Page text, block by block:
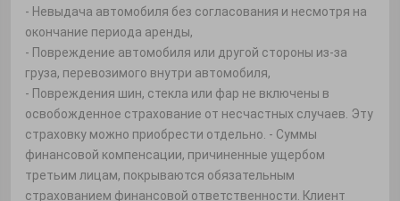
- Невыдача автомобиля без согласования и несмотря на
окончание периода аренды,
- Повреждение автомобиля или другой стороны из-за
груза, перевозимого внутри автомобиля,
- Повреждения шин, стекла или фар не включены в
освобожденное страхование от несчастных случаев. Эту
страховку можно приобрести отдельно. - Суммы
финансовой компенсации, причиненные ущербом
третьим лицам, покрываются обязательным
страхованием финансовой ответственности. Клиент